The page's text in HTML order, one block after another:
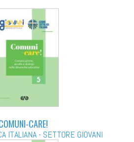
CARE!
ITALIANA - SETTORE GIOVANI